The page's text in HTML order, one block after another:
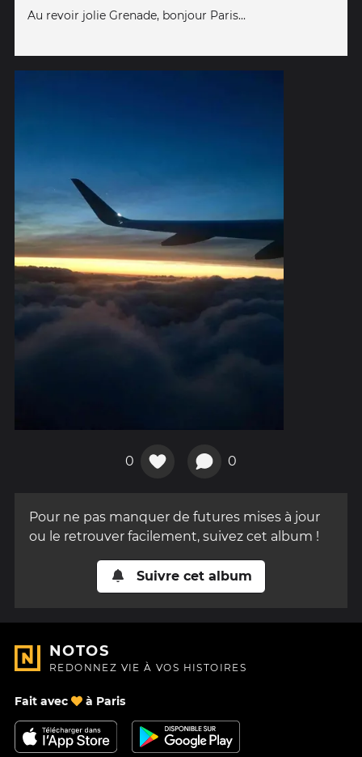
Au revoir jolie Grenade, bonjour Paris...
0 0
Pour ne pas manquer de futures mises à jour
ou le retrouver facilement, suivez cet album !
Suivre cet album
NOTOS
REDONNEZ VIE À VOS HISTOIRES
Fait avec à Paris